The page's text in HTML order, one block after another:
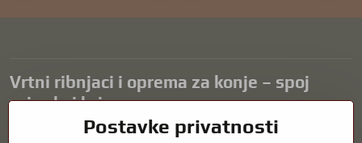
Vrtni ribnjaci i oprema za konje – spoj
prirode i brige
Vrtni ribnjaci prekrasan su dodatak svakom eksterijeru i stvaraju
Postavke privatnosti